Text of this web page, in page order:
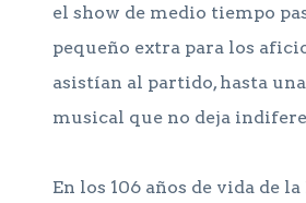
el show de medio tiempo
pequeño extra para los
asistían al partido, hasta
musical que no deja
En los 106 años de vida de la